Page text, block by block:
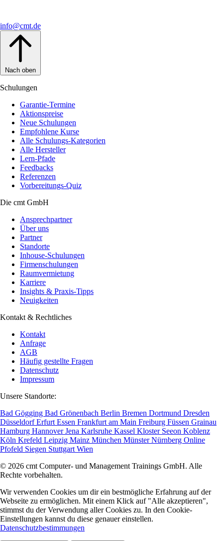
info@cmt.de
Nach oben
Schulungen
Garantie-Termine
Aktionspreise
Neue Schulungen
Empfohlene Kurse
Alle Schulungs-Kategorien
Alle Hersteller
Lern-Pfade
Feedbacks
Referenzen
Vorbereitungs-Quiz
Die cmt GmbH
Ansprechpartner
Über uns
Partner
Standorte
Inhouse-Schulungen
Firmenschulungen
Raumvermietung
Karriere
Insights & Praxis-Tipps
Neuigkeiten
Kontakt & Rechtliches
Kontakt
Anfrage
AGB
Häufig gestellte Fragen
Datenschutz
Impressum
Unsere Standorte:
Bad Gögging Bad Grönenbach Berlin Bremen Dortmund Dresden
DüsseldorfErfurt Essen Frankfurt am Main Freiburg Füssen Grainau
Hamburg HannoverJena Karlsruhe Kassel Kloster Seeon Koblenz
Köln Krefeld Leipzig Mainz München MünsterNürnberg Online
Pfofeld Siegen Stuttgart Wien
© 2026 cmt Computer- und Management Trainings GmbH. Alle
Rechte vorbehalten.
Wir verwenden Cookies um dir ein bestmögliche Erfahrung auf der
Webseite zu ermöglichen. Mit einem Klick auf "Alle akzeptieren",
stimmst du der Verwendung aller Cookies zu. In den Cookie-
Einstellungen kannst du diese genauer einstellen.
Datenschutzbestimmungen